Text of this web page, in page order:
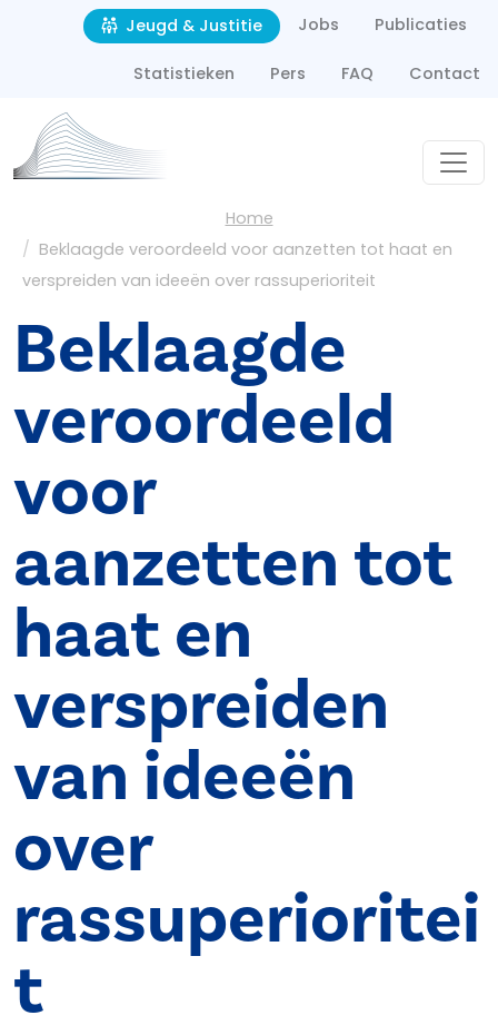
Overslaan en naar de inhoud gaan
Second navigation
Jeugd & Justitie Jobs Publicaties
Statistieken Pers FAQ Contact
Kruimelpad
Home
Beklaagde veroordeeld voor aanzetten tot haat en
verspreiden van ideeën over rassuperioriteit
Beklaagde
veroordeeld
voor
aanzetten tot
haat en
verspreiden
van ideeën
over
rassuperioritei
t